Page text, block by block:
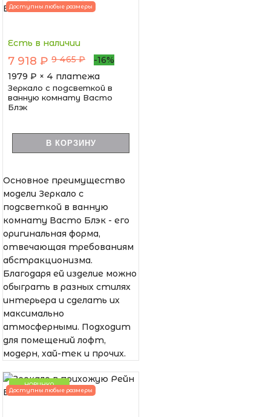
Доступны любые размеры
Есть в наличии
7 918 ₽ 9 465 ₽
-16%
1979 ₽ × 4 платежа
Зеркало с подсветкой в
ванную комнату Васто
Блэк
В КОРЗИНУ
Основное преимущество
модели Зеркало с
подсветкой в ванную
комнату Васто Блэк - его
оригинальная форма,
отвечающая требованиям
абстракционизма.
Благодаря ей изделие можно
обыграть в разных стилях
интерьера и сделать их
максимально
атмосферными. Подходит
для помещений лофт,
модерн, хай-тек и прочих.
НОВИНКА
Доступны любые размеры